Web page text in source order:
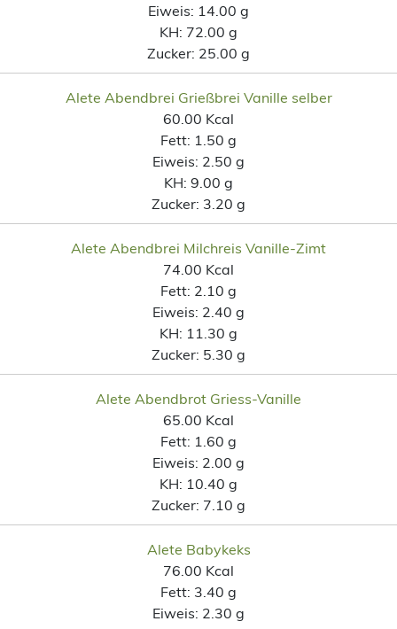
Eiweis: 14.00 g
KH: 72.00 g
Zucker: 25.00 g
Alete Abendbrei Grießbrei Vanille selber
60.00 Kcal
Fett: 1.50 g
Eiweis: 2.50 g
KH: 9.00 g
Zucker: 3.20 g
Alete Abendbrei Milchreis Vanille-Zimt
74.00 Kcal
Fett: 2.10 g
Eiweis: 2.40 g
KH: 11.30 g
Zucker: 5.30 g
Alete Abendbrot Griess-Vanille
65.00 Kcal
Fett: 1.60 g
Eiweis: 2.00 g
KH: 10.40 g
Zucker: 7.10 g
Alete Babykeks
76.00 Kcal
Fett: 3.40 g
Eiweis: 2.30 g